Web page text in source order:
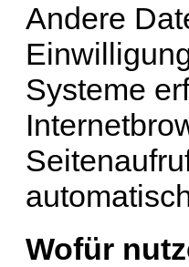
Andere
Systeme
Wofür